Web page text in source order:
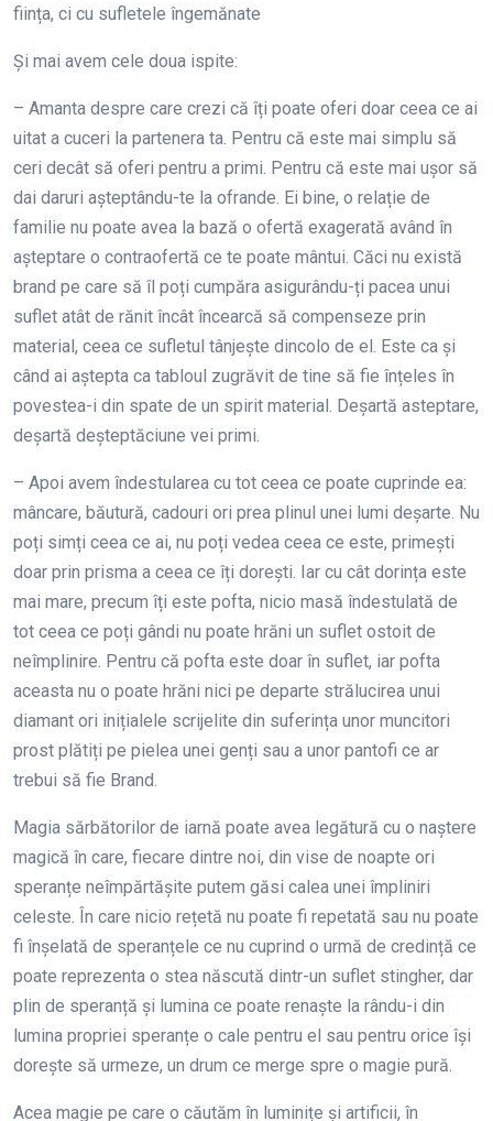
ființa, ci cu sufletele îngemănate
Și mai avem cele doua ispite:
– Amanta despre care crezi că îți poate oferi doar ceea ce ai
uitat a cuceri la partenera ta. Pentru că este mai simplu să
ceri decât să oferi pentru a primi. Pentru că este mai ușor să
dai daruri așteptându-te la ofrande. Ei bine, o relație de
familie nu poate avea la bază o ofertă exagerată având în
așteptare o contraofertă ce te poate mântui. Căci nu există
brand pe care să îl poți cumpăra asigurându-ți pacea unui
suflet atât de rănit încât încearcă să compenseze prin
material, ceea ce sufletul tânjește dincolo de el. Este ca și
când ai aștepta ca tabloul zugrăvit de tine să fie înțeles în
povestea-i din spate de un spirit material. Deșartă asteptare,
deșartă deșteptăciune vei primi.
– Apoi avem îndestularea cu tot ceea ce poate cuprinde ea:
mâncare, băutură, cadouri ori prea plinul unei lumi deșarte. Nu
poți simți ceea ce ai, nu poți vedea ceea ce este, primești
doar prin prisma a ceea ce îți dorești. Iar cu cât dorința este
mai mare, precum îți este pofta, nicio masă îndestulată de
tot ceea ce poți gândi nu poate hrăni un suflet ostoit de
neîmplinire. Pentru că pofta este doar în suflet, iar pofta
aceasta nu o poate hrăni nici pe departe strălucirea unui
diamant ori inițialele scrijelite din suferința unor muncitori
prost plătiți pe pielea unei genți sau a unor pantofi ce ar
trebui să fie Brand.
Magia sărbătorilor de iarnă poate avea legătură cu o naștere
magică în care, fiecare dintre noi, din vise de noapte ori
speranțe neîmpărtășite putem găsi calea unei împliniri
celeste. În care nicio rețetă nu poate fi repetată sau nu poate
fi înșelată de speranțele ce nu cuprind o urmă de credință ce
poate reprezenta o stea născută dintr-un suflet stingher, dar
plin de speranță și lumina ce poate renaște la rându-i din
lumina propriei speranțe o cale pentru el sau pentru orice își
dorește să urmeze, un drum ce merge spre o magie pură.
Acea magie pe care o căutăm în luminițe și artificii, în